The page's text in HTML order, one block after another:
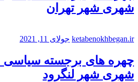
شهری شهر تهران
ketabenokhbegan.ir جولای 11, 2021
چهره های برجسته سیاسی
شهری شهر لنگرود